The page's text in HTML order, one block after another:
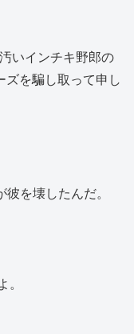
いインチキ野郎の
を騙し取って申し
を壊したんだ。